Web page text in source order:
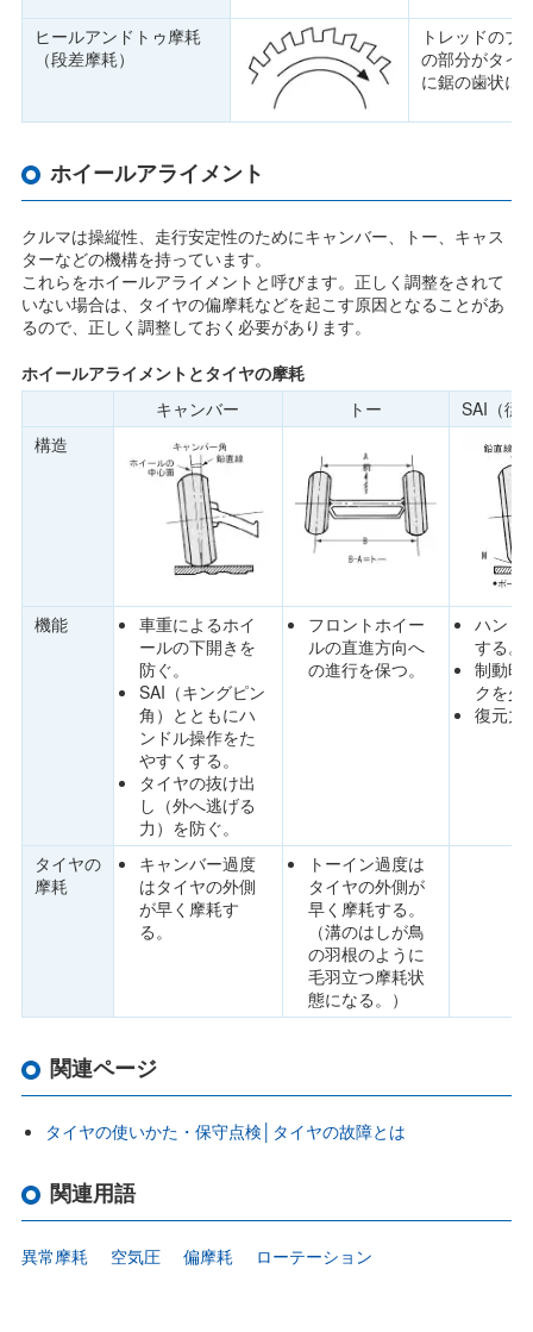
ヒールアンドトゥ摩耗
（段差摩耗）
トレッドのブ
の部分がタイ
に鋸の歯状に
ホイールアライメント
クルマは操縦性、走行安定性のためにキャンバー、トー、キャス
ターなどの機構を持っています。
これらをホイールアライメントと呼びます。正しく調整をされて
いない場合は、タイヤの偏摩耗などを起こす原因となることがあ
るので、正しく調整しておく必要があります。
ホイールアライメントとタイヤの摩耗
キャンバー
トー
SAI（従
構造
機能
車重によるホイ
ールの下開きを
防ぐ。
SAI（キングピン
角）とともにハ
ンドル操作をた
やすくする。
タイヤの抜け出
し（外へ逃げる
力）を防ぐ。
フロントホイー
ルの直進方向へ
の進行を保つ。
ハンド
する。
制動時
クを少
復元力
タイヤの
摩耗
キャンバー過度
はタイヤの外側
が早く摩耗す
る。
トーイン過度は
タイヤの外側が
早く摩耗する。
（溝のはしが鳥
の羽根のように
毛羽立つ摩耗状
態になる。）
関連ページ
タイヤの使いかた・保守点検│タイヤの故障とは
関連用語
異常摩耗 空気圧 偏摩耗 ローテーション